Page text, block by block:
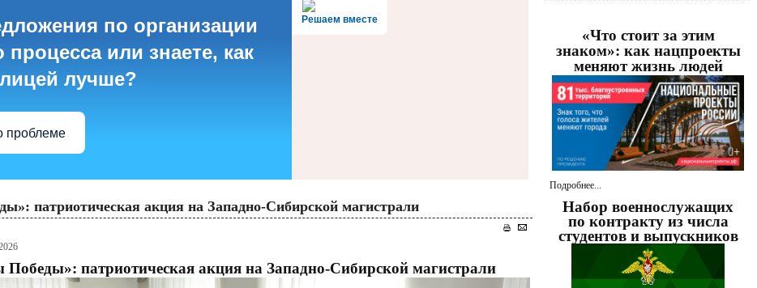
Решаем вместе
по организации
процесса или знаете, как
лучше?
проблеме
патриотическая акция на Западно-Сибирской магистрали
патриотическая акция на Западно-Сибирской магистрали
«Что стоит за этим
знаком»: как нацпроекты
меняют жизнь людей
Подробнее...
Набор военнослужащих
по контракту из числа
студентов и выпускников